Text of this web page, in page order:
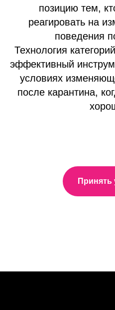
позицию тем,
реагировать на
поведения
Технология
эффективный
условиях
после карантина,
Принять